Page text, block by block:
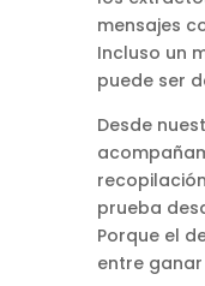
mensajes
Incluso un
puede ser
Desde
prueba
Porque el
entre